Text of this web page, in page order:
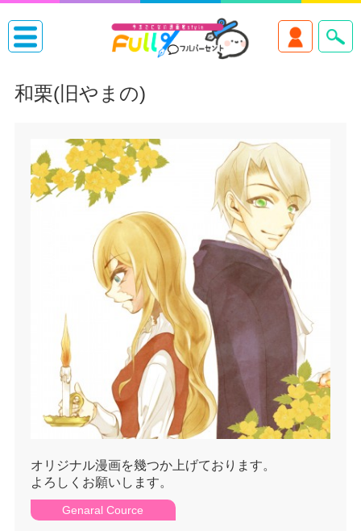
和栗(旧やまの)
オリジナル漫画を幾つか上げております。
よろしくお願いします。
Genaral Cource